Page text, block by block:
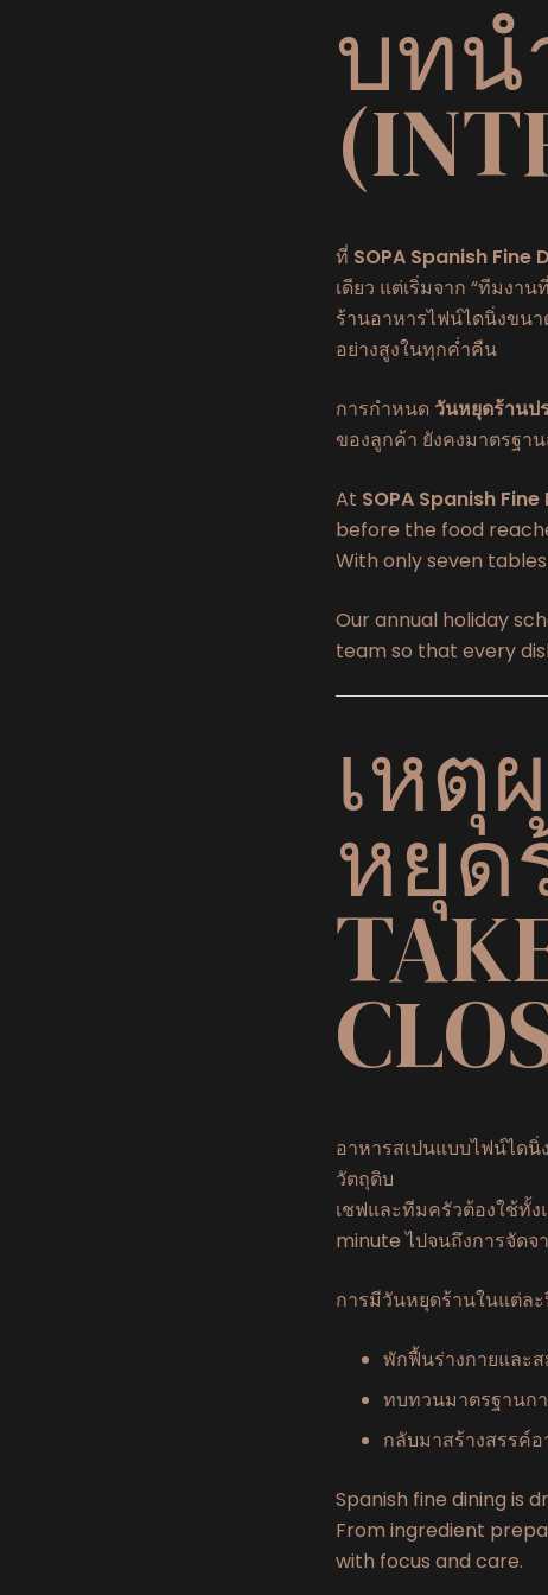
บทน
ที่ SOPA Spanish Fine
เดียว แต่เริ่มจาก “ทีมงา
ร้านอาหารไฟน์ไดนิ่งขนา
อย่างสูงในทุกค่ำคืน
การกำหนด วันหยุดร้านป
ของลูกค้า ยังคงมาตรฐา
At SOPA Spanish Fine
before the food
With only seven
Our annual holiday
team so that every
เหตุ
หยุด
อาหารสเปนแบบไฟน์ไดนิ่
วัตถุดิบ
เชฟและทีมครัวต้องใช้ทั้ง
minute ไปจนถึงการจัดจ
การมีวันหยุดร้านในแต่ละ
พักฟื้นร่างกายและ
ทบทวนมาตรฐานก
กลับมาสร้างสรรค์
Spanish fine dining is
From ingredient
with focus and care.